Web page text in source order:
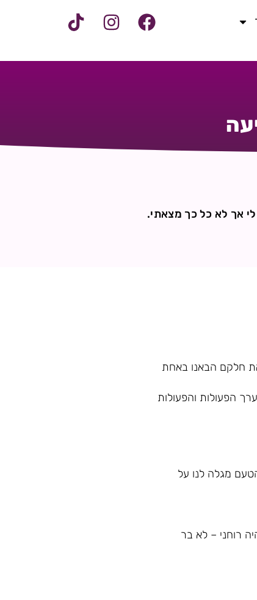
אך לא כל כך מצאתי.
חלקם הבאנו באחת
הפעולות והפעולות
מגלה לנו על
רוחני – לא בר